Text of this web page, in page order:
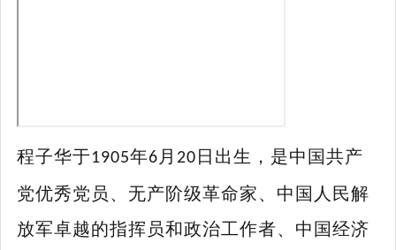
程子华于1905年6 月 20 日出生，是中国共产
党优秀党员、无产阶级革命家、中国人民解
放军卓越的指挥员和政治工作者、中国经济